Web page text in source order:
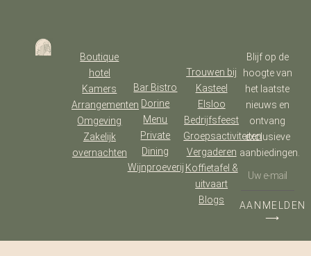
Boutique
hotel
Kamers
Arrangementen
Omgeving
Zakelijk
overnachten
Bar Bistro
Dorine
Menu
Private
Dining
Wijnproeverij
Trouwen bij
Kasteel
Elsloo
Bedrijfsfeest
Groepsactiviteiten
Vergaderen
Koffietafel &
uitvaart
Blogs
Blijf op de
hoogte van
het laatste
nieuws en
ontvang
exclusieve
aanbiedingen.
AANMELDEN
⟶